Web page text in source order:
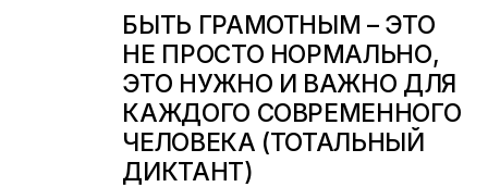
БЫТЬ ГРАМОТНЫМ – ЭТО
НЕ ПРОСТО НОРМАЛЬНО,
ЭТО НУЖНО И ВАЖНО ДЛЯ
КАЖДОГО СОВРЕМЕННОГО
ЧЕЛОВЕКА (ТОТАЛЬНЫЙ
ДИКТАНТ)